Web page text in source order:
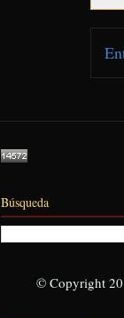
Búsqueda
© Copyright